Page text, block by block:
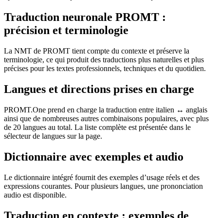
Traduction neuronale PROMT :
précision et terminologie
La NMT de PROMT tient compte du contexte et préserve la
terminologie, ce qui produit des traductions plus naturelles et plus
précises pour les textes professionnels, techniques et du quotidien.
Langues et directions prises en charge
PROMT.One prend en charge la traduction entre italien ↔ anglais
ainsi que de nombreuses autres combinaisons populaires, avec plus
de 20 langues au total. La liste complète est présentée dans le
sélecteur de langues sur la page.
Dictionnaire avec exemples et audio
Le dictionnaire intégré fournit des exemples d’usage réels et des
expressions courantes. Pour plusieurs langues, une prononciation
audio est disponible.